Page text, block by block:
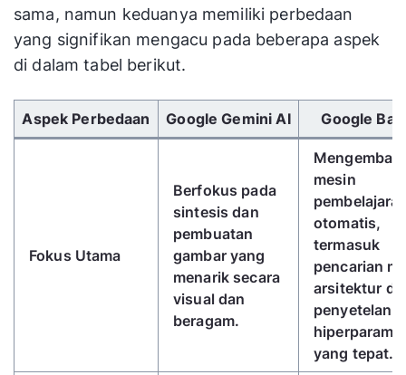
sama, namun keduanya memiliki perbedaan
yang signifikan mengacu pada beberapa aspek
di dalam tabel berikut.
Gunakan tombol panah kiri/kanan untuk
Aspek Perbedaan Google Gemini AI Google
Fokus Utama
Berfokus pada
sintesis dan
pembuatan
gambar yang
menarik secara
visual dan
beragam.
mesin
otomatis,
termasuk
pencarian
arsitektur
penyetelan
yang tepat.